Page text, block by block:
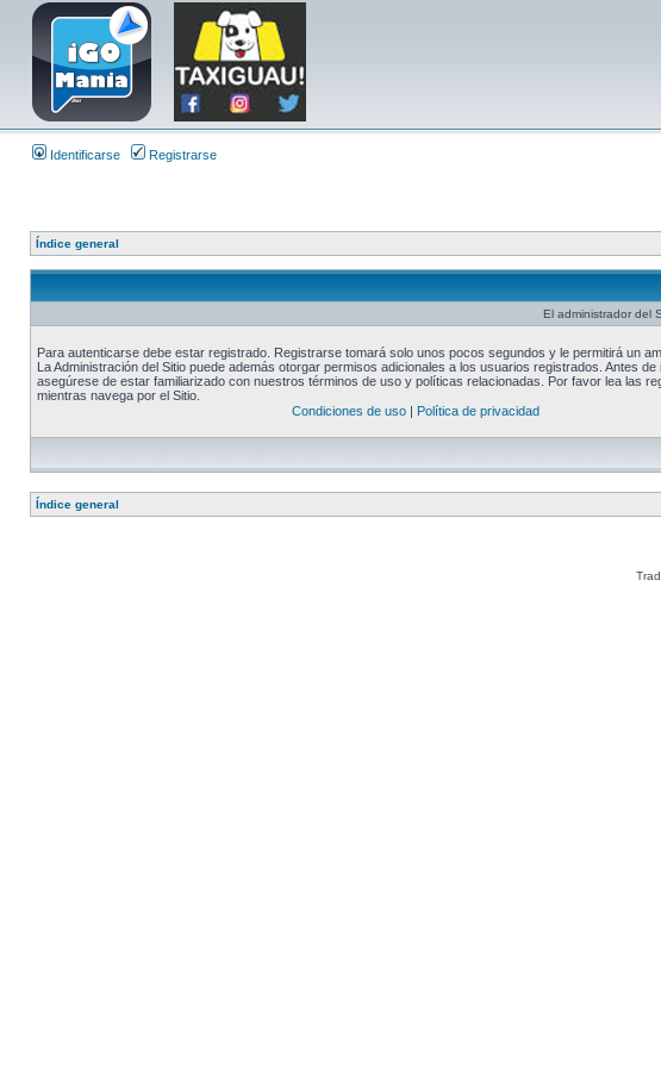
Identificarse Registrarse
Índice general
El administrador del
Para autenticarse debe estar registrado. Registrarse tomará solo unos pocos segundos y le permitirá un
La Administración del Sitio puede además otorgar permisos adicionales a los usuarios registrados. Antes de
asegúrese de estar familiarizado con nuestros términos de uso y políticas relacionadas. Por favor lea las
mientras navega por el Sitio.
Condiciones de uso| Política de privacidad
Índice general